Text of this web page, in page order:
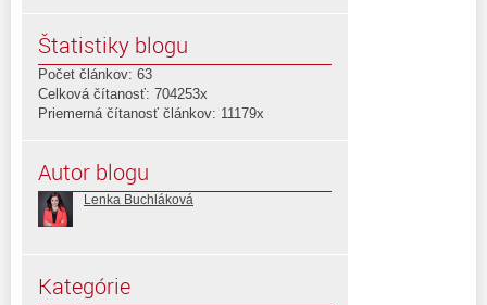
Štatistiky blogu
Počet článkov: 63
Celková čítanosť: 704253x
Priemerná čítanosť článkov: 11179x
Autor blogu
Lenka Buchláková
Kategórie